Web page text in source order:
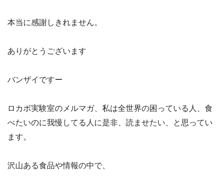
本当に感謝しきれません。
ありがとうございます
バンザイですー
ロカボ実験室のメルマガ、私は全世界の困っている人、食
べたいのに我慢してる人に是非、読ませたい、と思ってい
ます。
沢山ある食品や情報の中で、